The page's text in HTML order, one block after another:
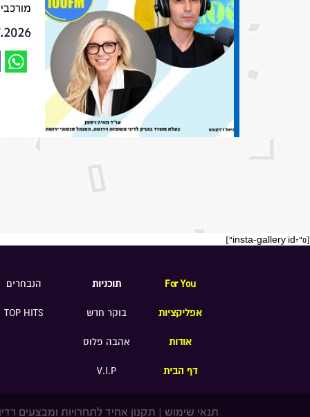
[insta-gallery id="0"]
For You
אפליקציות
אודות
דף הבית
תוכניות
בוקר חדש
אהבה פלוס
V.I.P
הנבחרים
TOP HITS
תנאי שימוש | תקנון אחיד לתחרויות ומבצעים